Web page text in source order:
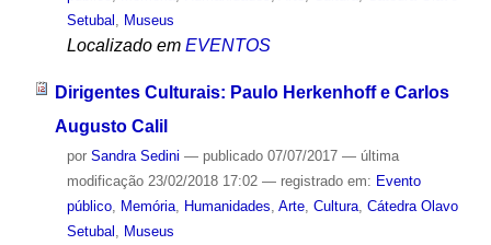
Setubal , Museus
Localizado em EVENTOS
Dirigentes Culturais: Paulo Herkenhoff e Carlos
Augusto Calil
por Sandra Sedini — publicado07/07/2017 — última
modificação23/02/2018 17:02 — registrado em: Evento
público, Memória, Humanidades Arte, Cultura, Cátedra Olavo
Setubal
Museus